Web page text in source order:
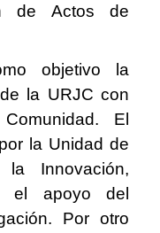
de Actos de
objetivo la
la URJC con
El
la Unidad de
Innovación,
el apoyo del
Por otro